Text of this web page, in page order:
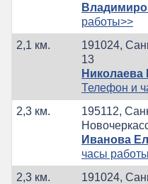
работы>>
2,1 км.
191024,
13
Телефон и
2,3 км.
195112,
Иванова
часы
2,3 км.
191024,